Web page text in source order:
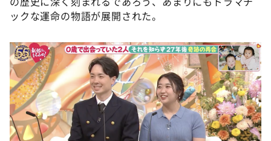
ックな運命の物語が展開された。